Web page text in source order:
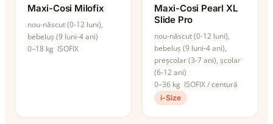
Maxi-Cosi Milofix
nou-născut (0-12 luni),
bebeluș (9 luni-4 ani)
0–18 kg ISOFIX
Maxi-Cosi Pearl XL
Slide Pro
nou-născut (0-12 luni),
bebeluș (9 luni-4 ani),
preșcolar (3-7 ani), școlar
(6-12 ani)
0–36 kg ISOFIX / centură
i-Size